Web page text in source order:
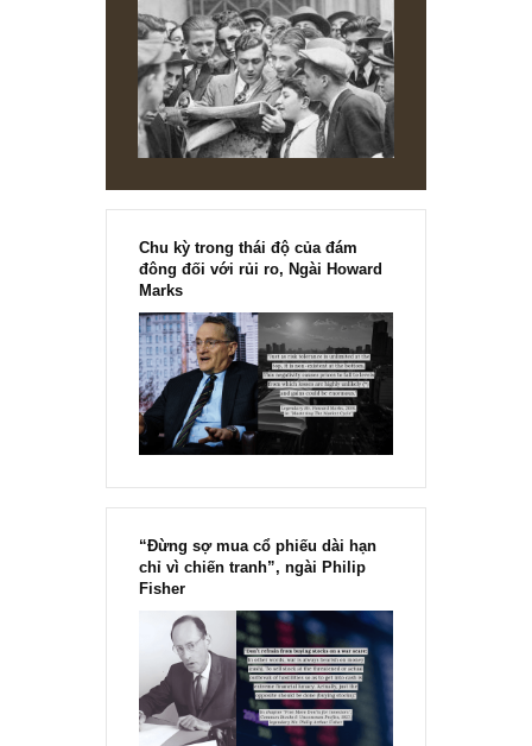
NEWS, TECH & QUOTES
Tin tức T5.2020: Tài khoản mở mới kỷ lục,
NHNN giảm lãi suất, TP phía Đông, WeFit
sản, vaccine và FB Shop
1 2
[Ấn phẩm kỳ 82], 36/36 trang,
chính thức phát hành!!
Chu kỳ trong thái độ của đám